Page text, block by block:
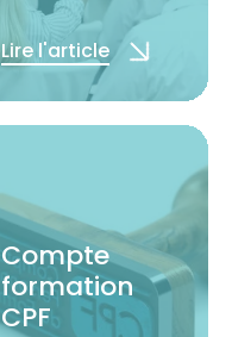
Lire l'article
Compte
formation
CPF